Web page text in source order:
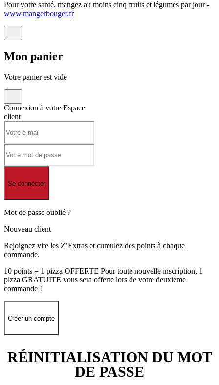
Pour votre santé, mangez au moins cinq fruits et légumes par jour -
www.mangerbouger.fr
Mon panier
Votre panier est vide
Connexion à votre Espace
client
Se connecter
Mot de passe oublié ?
Nouveau client
Rejoignez vite les Z’Extras et cumulez des points à chaque
commande.
10 points = 1 pizza OFFERTE Pour toute nouvelle inscription, 1
pizza GRATUITE vous sera offerte lors de votre deuxième
commande !
Créer un compte
RÉINITIALISATION DU MOT
DE PASSE